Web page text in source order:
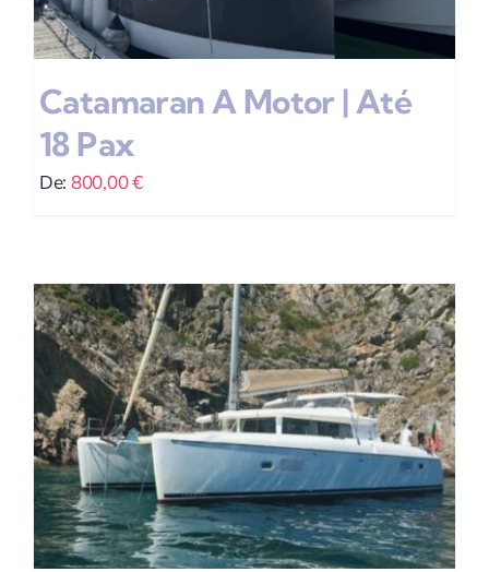
Catamaran A Motor | Até
18 Pax
De: 800,00€